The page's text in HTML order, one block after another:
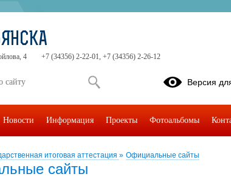
итоговая аттестация » Официальные сайты
сайты
4 +7 (34356) 2-22-01, +7 (34356) 2-26-12
Версия
Новости Информация Проекты Фотоальбомы